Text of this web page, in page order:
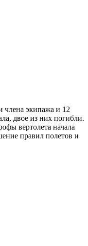
члена экипажа и 12
двое из них погибли.
вертолета начала
правил полетов и